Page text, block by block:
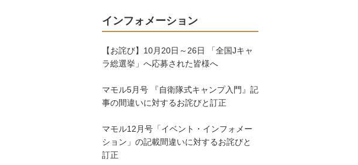
インフォメーション
【お詫び】10月20日～26日 「全国Jキャ
ラ総選挙」へ応募された皆様へ
マモル5月号 『自衛隊式キャンプ入門』記
事の間違いに対するお詫びと訂正
マモル12月号「イベント・インフォメー
ション」の記載間違いに対するお詫びと
訂正